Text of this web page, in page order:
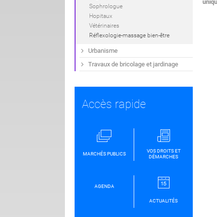
Sophrologue
Hopitaux
Vétérinaires
Réflexologie-massage bien-être
Urbanisme
Travaux de bricolage et jardinage
Accès rapide
MARCHÉS PUBLICS
VOS DROITS ET
DÉMARCHES
AGENDA
ACTUALITÉS